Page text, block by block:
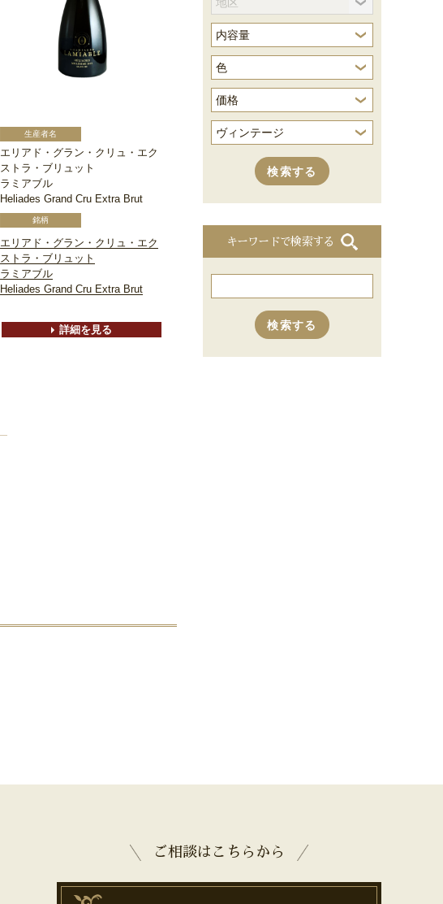
エリアド・グラン・クリュ・エク
ストラ・ブリュット
ラミアブル
Heliades Grand Cru Extra Brut
エリアド・グラン・クリュ・エク
ストラ・ブリュット
ラミアブル
Heliades Grand Cru Extra Brut
詳細を見る
キーワードで検索する
ご相談はこちらから